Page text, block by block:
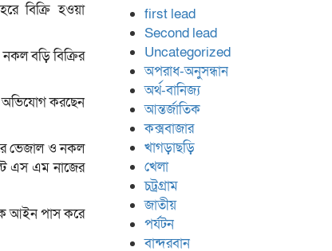
বিক্রি হওয়া
বড়ি বিক্রির
অভিযোগ করছেন
ভেজাল ও নকল
এস এম নাজের
আইন পাস করে
first lead
Second lead
Uncategorized
অপরাধ-অনুসন্ধান
অর্থ-বানিজ্য
আন্তর্জাতিক
কক্সবাজার
খাগড়াছড়ি
খেলা
চট্রগ্রাম
জাতীয়
পর্যটন
বান্দরবান